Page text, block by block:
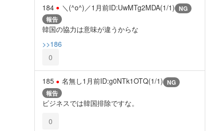
184 ＼(^o^)／1月前ID:UwMTg2MDA(1/1) NG
報告
韓国の協力は意味が違うからな
>>186
0
185 名無し1月前ID:g0NTk1OTQ(1/1) NG
報告
ビジネスでは韓国排除ですな。
0